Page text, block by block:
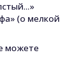
(о мелкой
можете